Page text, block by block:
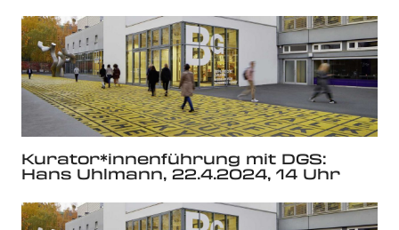
Kurator*innenführung mit DGS:
Hans Uhlmann, 22.4.2024, 14 Uhr